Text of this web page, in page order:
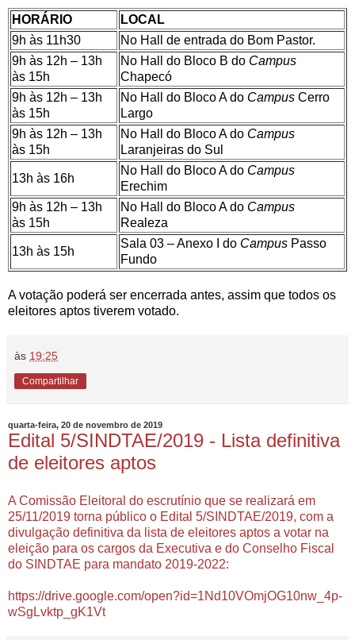
HORÁRIO
LOCAL
9h às 11h30
No Hall de entrada do Bom Pastor.
9h às 12h – 13h
às 15h
No Hall do Bloco B do Campus
Chapecó
9h às 12h – 13h
às 15h
No Hall do Bloco A do Campus Cerro
Largo
9h às 12h – 13h
às 15h
No Hall do Bloco A do Campus
Laranjeiras do Sul
13h às 16h
No Hall do Bloco A do Campus
Erechim
9h às 12h – 13h
às 15h
No Hall do Bloco A do Campus
Realeza
13h às 15h
Sala 03 – Anexo I do Campus Passo
Fundo
A votação poderá ser encerrada antes, assim que todos os
eleitores aptos tiverem votado.
às 19:25
Compartilhar
quarta-feira, 20 de novembro de 2019
Edital 5/SINDTAE/2019 - Lista definitiva
de eleitores aptos
A Comissão Eleitoral do escrutínio que se realizará em
25/11/2019 torna público o Edital 5/SINDTAE/2019, com a
divulgação definitiva da lista de eleitores aptos a votar na
eleição para os cargos da Executiva e do Conselho Fiscal
do SINDTAE para mandato 2019-2022:
https://drive.google.com/open?id=1Nd10VOmjOG10nw_4p-
wSgLvktp_gK1Vt